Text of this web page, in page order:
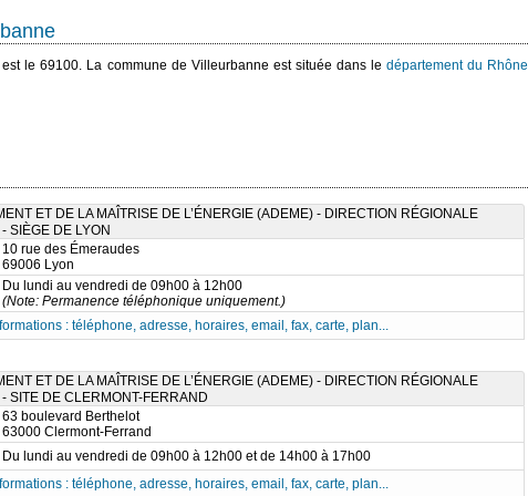
le 69100. La commune de Villeurbanne est située dans le département du Rhône
ET DE LA MAÎTRISE DE L’ÉNERGIE (ADEME) - DIRECTION RÉGIONALE
SIÈGE DE LYON
10 rue des Émeraudes
69006 Lyon
Du lundi au vendredi de 09h00 à 12h00
(Note: Permanence téléphonique uniquement.)
: téléphone, adresse, horaires, email, fax, carte, plan...
ET DE LA MAÎTRISE DE L’ÉNERGIE (ADEME) - DIRECTION RÉGIONALE
SITE DE CLERMONT-FERRAND
63 boulevard Berthelot
63000 Clermont-Ferrand
Du lundi au vendredi de 09h00 à 12h00 et de 14h00 à 17h00
: téléphone, adresse, horaires, email, fax, carte, plan...